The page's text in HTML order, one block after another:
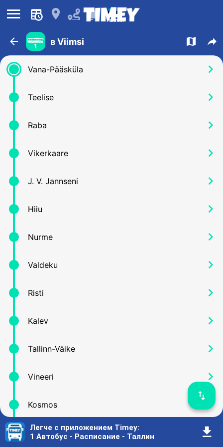
󰍜 󰍎 󰂚 Таллин
󰁍 1 в Viimsi 󰍍 󰒖
Vana-Pääsküla 󰅂
Teelise 󰅂
Raba 󰅂
Vikerkaare 󰅂
J. V. Jannseni 󰅂
Hiiu 󰅂
Nurme 󰅂
Valdeku 󰅂
Risti 󰅂
Kalev 󰅂
Tallinn-Väike 󰅂
Vineeri 󰅂
Kosmos 󰅂
Vabaduse väljak 󰅂
󰓢
Легче с приложением Timey:
1 Автобус - Расписание - Таллин
󰇚